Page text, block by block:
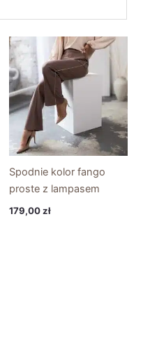
Spodnie kolor fango
proste z lampasem
179,00zł